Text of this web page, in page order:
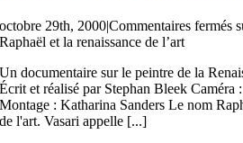
octobre 29th, 2000|Commentaires fermés
Raphaël et la renaissance de l’art
Un documentaire sur le peintre de la
Écrit et réalisé par Stephan Bleek Caméra
Montage : Katharina Sanders Le nom
de l'art. Vasari appelle [...]